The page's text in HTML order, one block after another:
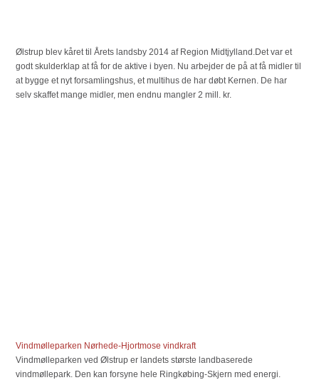
Ølstrup blev kåret til Årets landsby 2014 af Region Midtjylland.Det var et
godt skulderklap at få for de aktive i byen. Nu arbejder de på at få midler til
at bygge et nyt forsamlingshus, et multihus de har døbt Kernen. De har
selv skaffet mange midler, men endnu mangler 2 mill. kr.
Vindmølleparken Nørhede-Hjortmose vindkraft
Vindmølleparken ved Ølstrup er landets største landbaserede
vindmøllepark. Den kan forsyne hele Ringkøbing-Skjern med energi.